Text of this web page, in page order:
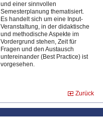
und einer sinnvollen
Semesterplanung thematisiert.
Es handelt sich um eine Input-
Veranstaltung, in der didaktische
und methodische Aspekte im
Vordergrund stehen, Zeit für
Fragen und den Austausch
untereinander (Best Practice) ist
vorgesehen.
Zurück